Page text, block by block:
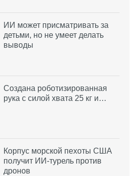
ИИ может присматривать за
детьми, но не умеет делать
выводы
Создана роботизированная
рука с силой хвата 25 кг и…
Корпус морской пехоты США
получит ИИ-турель против
дронов